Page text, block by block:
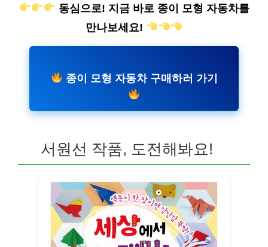
동심으로! 지금 바로 종이 모형 자동차를
만나보세요!
종이 모형 자동차 구매하러 가기
서원선 작품, 도전해봐요!